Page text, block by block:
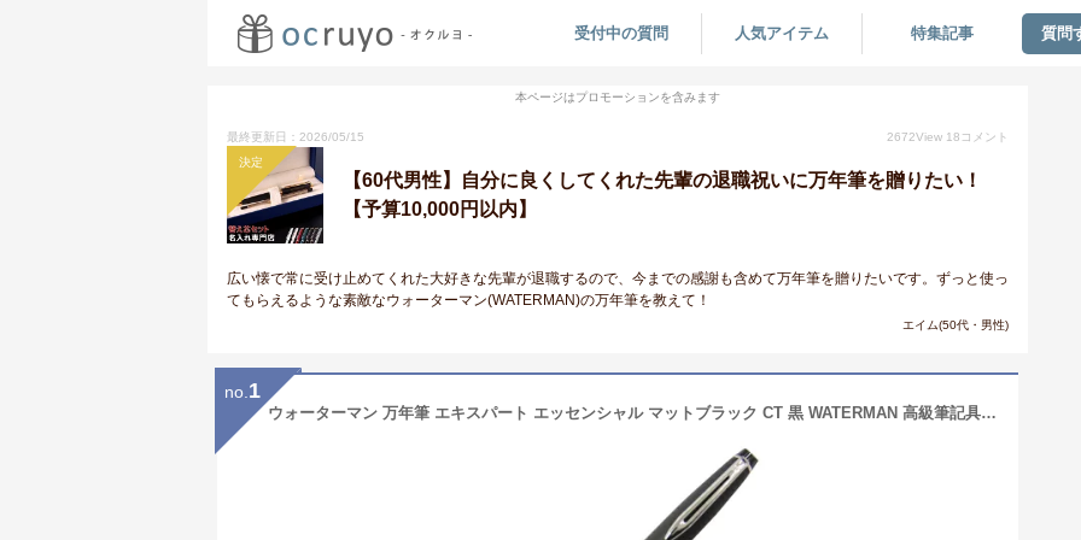
受付中の質問 人気アイテム 特集記事 質問
本ページはプロモーションを含みます
最終更新日：2026/05/15 2672View 18 コメント
決定
【60代男性】自分に良くしてくれた先輩の退職祝いに万年筆を贈りたい！
【予算10,000円以内】
広い懐で常に受け止めてくれた大好きな先輩が退職するので、今までの感謝も含めて万年筆を贈りたいです。ずっと使っ
てもらえるような素敵なウォーターマン(WATERMAN)の万年筆を教えて！
エイム(50代・男性)
no. 1
ウォーターマン 万年筆 エキスパート エッセンシャル マットブラック CT 黒 WATERMAN 高級筆記具 ブランド 筆記用具 海外メーカー [成人式 就職祝い 母の日 父の日 バレンタイン ホワイトデー クリスマス] (コ)